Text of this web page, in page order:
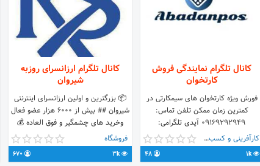
کانال تلگرام نمایندگی فروش
کارتخوان
فورش ویژه کارتخوان های سیمکارتی در
کمترین زمان ممکن تلفن تماس:
09169292949 آیدی تلگرامی:
@abadanadsadmin مدیریت: موسوی
کارآفرینی و کسب و کار
1k
48
کانال تلگرام ارزانسرای روزبه
شیروان
📦 بزرگترین و اولین ارزانسرای اینترنتی
شیروان ## بیش از 6000 هزار عضو فعال
وخرید های چشمگیر و فوق العاده 💰
قیمت فوق العاده ارزان 📮امکان پرداخت
درب منزل و آنلاین💳 ادمین
@Rasoolr2 منتظر شما هستیم
فروشگاه
3k
670